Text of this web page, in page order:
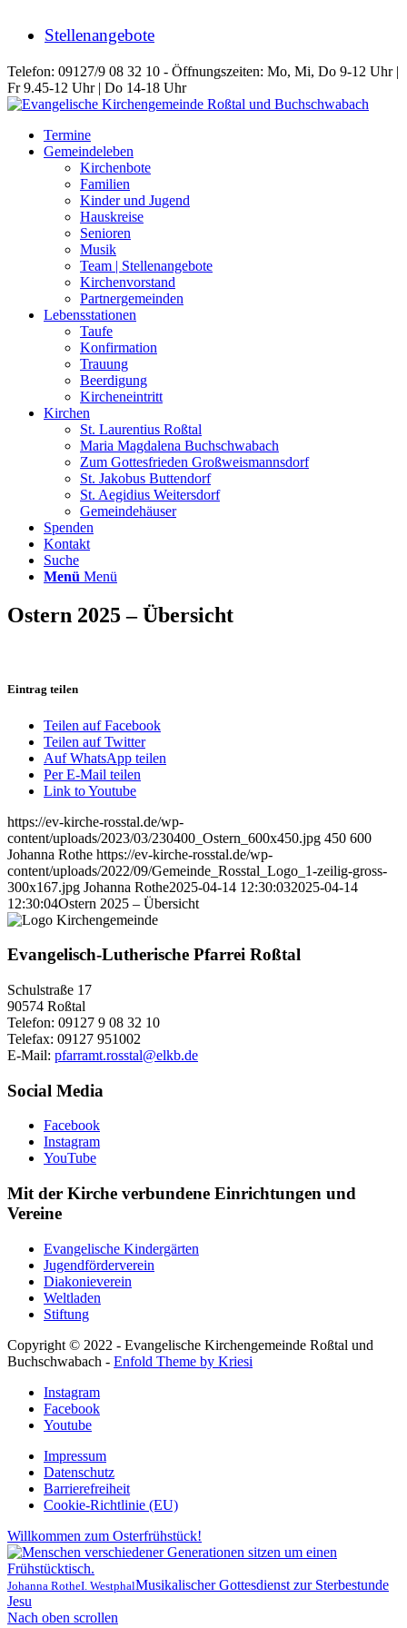
Stellenangebote
Telefon: 09127/9 08 32 10 - Öffnungszeiten: Mo, Mi, Do 9-12 Uhr |
Fr 9.45-12 Uhr | Do 14-18 Uhr
Termine
Gemeindeleben
Kirchenbote
Familien
Kinder und Jugend
Hauskreise
Senioren
Musik
Team | Stellenangebote
Kirchenvorstand
Partnergemeinden
Lebensstationen
Taufe
Konfirmation
Trauung
Beerdigung
Kircheneintritt
Kirchen
St. Laurentius Roßtal
Maria Magdalena Buchschwabach
Zum Gottesfrieden Großweismannsdorf
St. Jakobus Buttendorf
St. Aegidius Weitersdorf
Gemeindehäuser
Spenden
Kontakt
Suche
Menü Menü
Ostern 2025 – Übersicht
Eintrag teilen
Teilen auf Facebook
Teilen auf Twitter
Auf WhatsApp teilen
Per E-Mail teilen
Link to Youtube
https://ev-kirche-rosstal.de/wp-
content/uploads/2023/03/230400_Ostern_600x450.jpg 450 600
Johanna Rothe https://ev-kirche-rosstal.de/wp-
content/uploads/2022/09/Gemeinde_Rosstal_Logo_1-zeilig-gross-
300x167.jpg Johanna Rothe2025-04-14 12:30:032025-04-14
12:30:04Ostern 2025 – Übersicht
Evangelisch-Lutherische Pfarrei Roßtal
Schulstraße 17
90574 Roßtal
Telefon: 09127 9 08 32 10
Telefax: 09127 951002
E-Mail: pfarramt.rosstal@elkb.de
Social Media
Facebook
Instagram
YouTube
Mit der Kirche verbundene Einrichtungen und
Vereine
Evangelische Kindergärten
Jugendförderverein
Diakonieverein
Weltladen
Stiftung
Copyright © 2022 - Evangelische Kirchengemeinde Roßtal und
Buchschwabach - Enfold Theme by Kriesi
Instagram
Facebook
Youtube
Impressum
Datenschutz
Barrierefreiheit
Cookie-Richtlinie (EU)
Willkommen zum Osterfrühstück!
Johanna RotheI. WestphalMusikalischer Gottesdienst zur Sterbestunde
Jesu
Nach oben scrollen